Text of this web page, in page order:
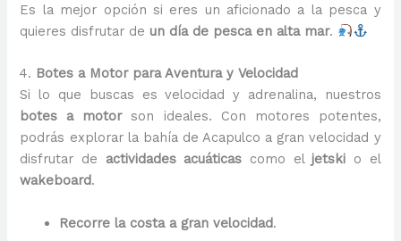
Es la mejor opción si eres un aficionado a la pesca y
quieres disfrutar de un día de pesca en alta mar.
4. Botes a Motor para Aventura y Velocidad
Si lo que buscas es velocidad y adrenalina, nuestros
botes a motorson ideales. Con motores potentes,
podrás explorar la bahía de Acapulco a gran velocidad y
disfrutar de actividades acuáticas como el jetski o el
wakeboard.
Recorre la costa a gran velocidad.